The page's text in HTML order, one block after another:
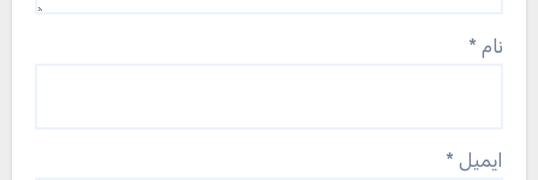
نام *
ایمیل *